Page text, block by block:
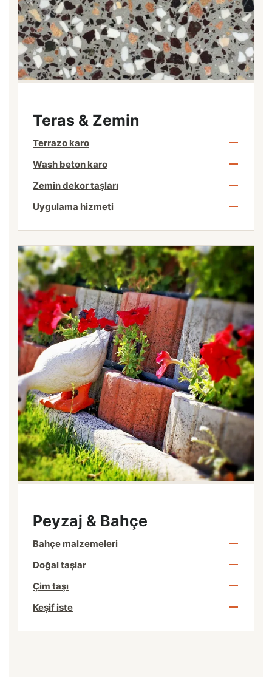
Teras & Zemin
Terrazo karo
Wash beton karo
Zemin dekor taşları
Uygulama hizmeti
Peyzaj & Bahçe
Bahçe malzemeleri
Doğal taşlar
Çim taşı
Keşif iste